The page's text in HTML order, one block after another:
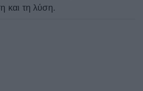
και τη λύση.